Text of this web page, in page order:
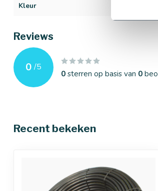
Kleur
Reviews
0 /5
0sterren op basis van 0
Recent bekeken